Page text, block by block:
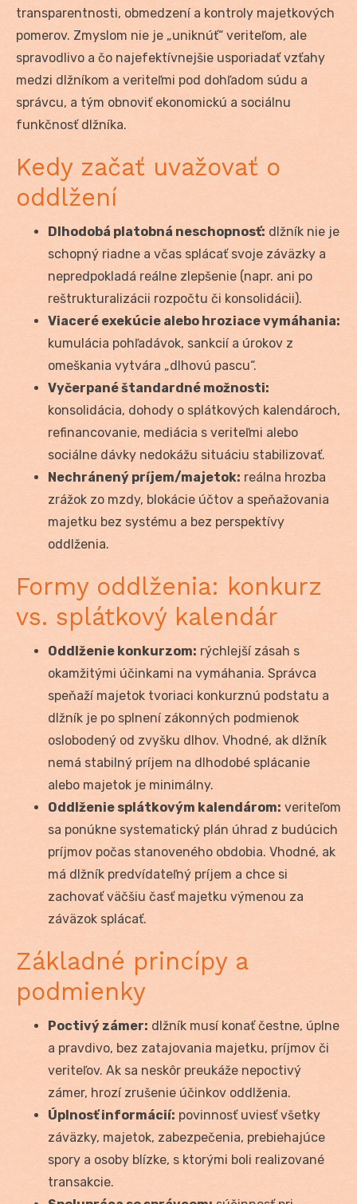
transparentnosti, obmedzení a kontroly majetkových
pomerov. Zmyslom nie je „uniknúť“ veriteľom, ale
spravodlivo a čo najefektívnejšie usporiadať vzťahy
medzi dlžníkom a veriteľmi pod dohľadom súdu a
správcu, a tým obnoviť ekonomickú a sociálnu
funkčnosť dlžníka.
Kedy začať uvažovať o
oddlžení
Dlhodobá platobná neschopnosť: dlžník nie je
schopný riadne a včas splácať svoje záväzky a
nepredpokladá reálne zlepšenie (napr. ani po
reštrukturalizácii rozpočtu či konsolidácii).
Viaceré exekúcie alebo hroziace vymáhania:
kumulácia pohľadávok, sankcií a úrokov z
omeškania vytvára „dlhovú pascu“.
Vyčerpané štandardné možnosti:
konsolidácia, dohody o splátkových kalendároch,
refinancovanie, mediácia s veriteľmi alebo
sociálne dávky nedokážu situáciu stabilizovať.
Nechránený príjem/majetok: reálna hrozba
zrážok zo mzdy, blokácie účtov a speňažovania
majetku bez systému a bez perspektívy
oddlženia.
Formy oddlženia: konkurz
vs. splátkový kalendár
Oddlženie konkurzom: rýchlejší zásah s
okamžitými účinkami na vymáhania. Správca
speňaží majetok tvoriaci konkurznú podstatu a
dlžník je po splnení zákonných podmienok
oslobodený od zvyšku dlhov. Vhodné, ak dlžník
nemá stabilný príjem na dlhodobé splácanie
alebo majetok je minimálny.
Oddlženie splátkovým kalendárom: veriteľom
sa ponúkne systematický plán úhrad z budúcich
príjmov počas stanoveného obdobia. Vhodné, ak
má dlžník predvídateľný príjem a chce si
zachovať väčšiu časť majetku výmenou za
záväzok splácať.
Základné princípy a
podmienky
Poctivý zámer: dlžník musí konať čestne, úplne
a pravdivo, bez zatajovania majetku, príjmov či
veriteľov. Ak sa neskôr preukáže nepoctivý
zámer, hrozí zrušenie účinkov oddlženia.
Úplnosť informácií: povinnosť uviesť všetky
záväzky, majetok, zabezpečenia, prebiehajúce
spory a osoby blízke, s ktorými boli realizované
transakcie.